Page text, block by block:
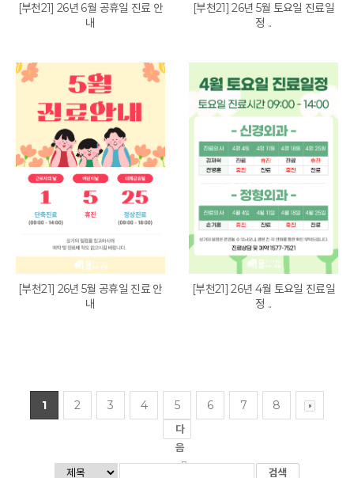
[부천21] 26년 6월 공휴일 진료 안
내
[부천21] 26년 5월 토요일 진료일
정 ..
[부천21] 26년 5월 공휴일 진료 안
내
[부천21] 26년 4월 토요일 진료일
정 ..
1 2 3 4 5 6 7 8
다
음